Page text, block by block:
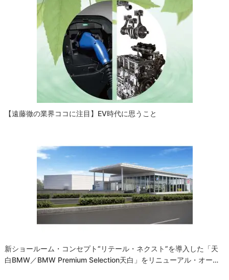
【遠藤徹の業界ココに注目】EV時代に思うこと
新ショールーム・コンセプト“リテール・ネクスト”を導入した「天
白BMW／BMW Premium Selection天白」をリニューアル・オー…